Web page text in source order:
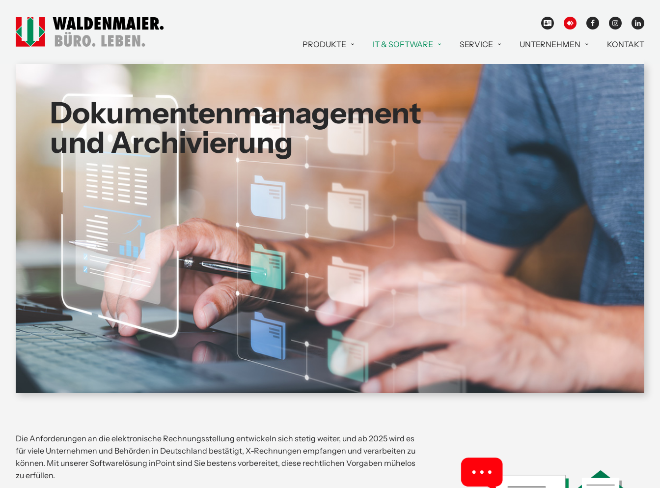
PRODUKTE IT & SOFTWARE SERVICE UNTERNEHMEN KONTAKT
Dokumentenmanagement
und Archivierung
Die Anforderungen an die elektronische Rechnungsstellung entwickeln sich stetig weiter, und ab 2025 wird es
für viele Unternehmen und Behörden in Deutschland bestätigt, X-Rechnungen empfangen und verarbeiten zu
können. Mit unserer Softwarelösung inPoint sind Sie bestens vorbereitet, diese rechtlichen Vorgaben mühelos
zu erfüllen.